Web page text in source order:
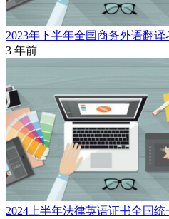
2023年下半年全国商务外语翻译
3 年前
2024上半年法律英语证书全国